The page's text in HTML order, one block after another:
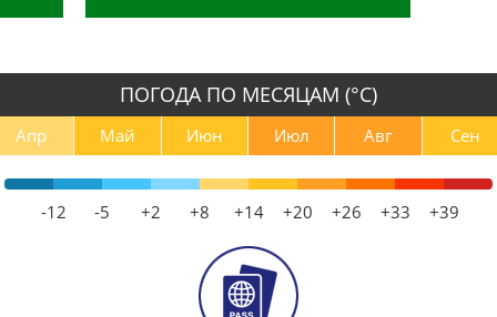
ПОГОДА ПО МЕСЯЦАМ (°С)
Апр Май Июн Июл Авг Сен
-12 -5 +2 +8 +14 +20 +26 +33 +39